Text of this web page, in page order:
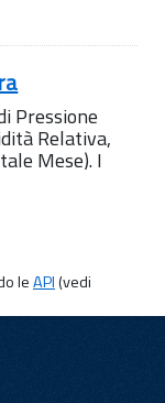
Pressione
Relativa,
Mese). I
leAPI(vedi